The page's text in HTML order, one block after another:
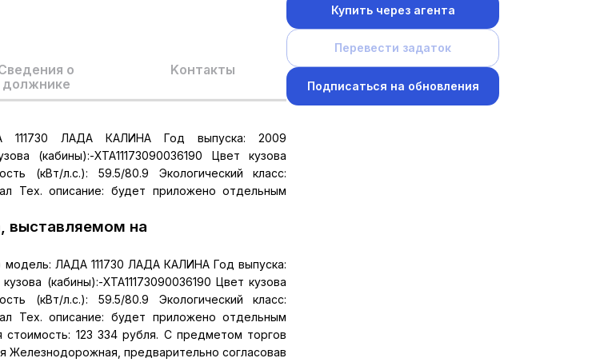
о
должнике
Kонтакты
111730 ЛАДА КАЛИНА Год выпуска: 2009
(кабины):-XTA11173090036190 Цвет кузова
(кВт/л.с.): 59.5/80.9 Экологический класс:
Тех. описание: будет приложено отдельным
выставляемом на
модель: ЛАДА 111730 ЛАДА КАЛИНА Год выпуска:
(кабины):-XTA11173090036190 Цвет кузова
(кВт/л.с.): 59.5/80.9 Экологический класс:
Тех. описание: будет приложено отдельным
стоимость: 123 334 рубля. С предметом торгов
Железнодорожная, предварительно согласовав
Купить через агента
Перевести задаток
Подписаться на обновления